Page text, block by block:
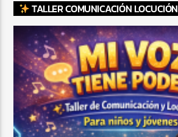
TALLER COMUNICACIÓN LOCUCIÓN